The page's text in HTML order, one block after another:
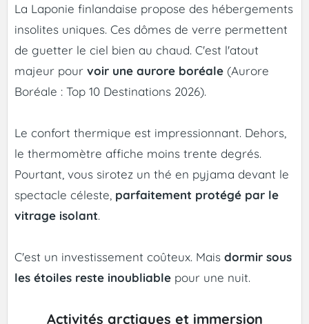
La Laponie finlandaise propose des hébergements
insolites uniques. Ces dômes de verre permettent
de guetter le ciel bien au chaud. C'est l'atout
majeur pour voir une aurore boréale (Aurore
Boréale : Top 10 Destinations 2026).
Le confort thermique est impressionnant. Dehors,
le thermomètre affiche moins trente degrés.
Pourtant, vous sirotez un thé en pyjama devant le
spectacle céleste, parfaitement protégé par le
vitrage isolant.
C'est un investissement coûteux. Mais dormir sous
les étoiles reste inoubliable pour une nuit.
Activités arctiques et immersion